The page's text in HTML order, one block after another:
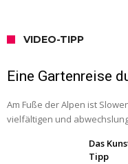
VIDEO-TIPP
Eine Gartenreise
Am Fuße der Alpen ist
vielfältigen und
Das
Tipp